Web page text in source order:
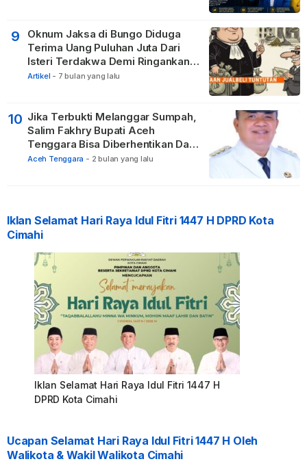
9
Oknum Jaksa di Bungo Diduga
Terima Uang Puluhan Juta Dari
Isteri Terdakwa Demi Ringankan
Hukuman
Artikel - 7 bulan yang lalu
10 Jika Terbukti Melanggar Sumpah,
Salim Fakhry Bupati Aceh
Tenggara Bisa Diberhentikan Dari
Jabatannya
Aceh Tenggara - 2 bulan yang lalu
Iklan Selamat Hari Raya Idul Fitri 1447 H DPRD Kota
Cimahi
Iklan Selamat Hari Raya Idul Fitri 1447 H
DPRD Kota Cimahi
Ucapan Selamat Hari Raya Idul Fitri 1447 H Oleh
Walikota & Wakil Walikota Cimahi